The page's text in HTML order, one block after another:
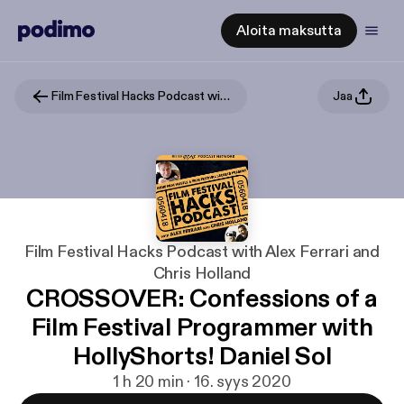
Aloita maksutta
Film Festival Hacks Podcast with Alex Ferrari and Chris Holland Jaa
Film Festival Hacks Podcast with Alex Ferrari and
Chris Holland
CROSSOVER: Confessions of a
Film Festival Programmer with
HollyShorts! Daniel Sol
1 h 20 min · 16. syys 2020